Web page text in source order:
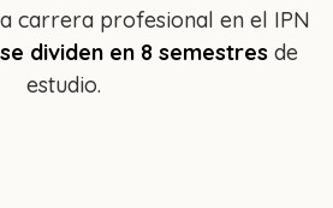
carrera profesional en el IPN
se dividen en 8 semestres de
estudio.